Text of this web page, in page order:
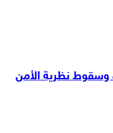
نظرية الأمن